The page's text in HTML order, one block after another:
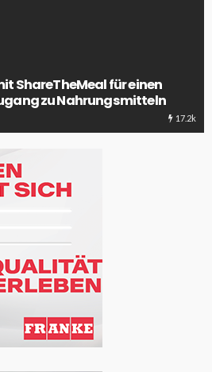
ShareTheMeal für einen
zu Nahrungsmitteln
17.2k